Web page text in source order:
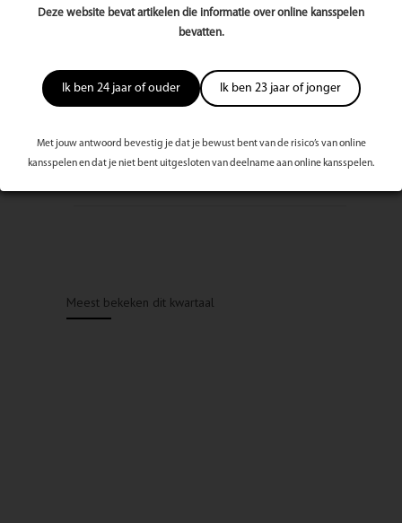
Deze website bevat artikelen die informatie over online kansspelen
bevatten.
Ik ben 24 jaar of ouder Ik ben 23 jaar of jonger
Met jouw antwoord bevestig je dat je bewust bent van de risico’s van online
kansspelen en dat je niet bent uitgesloten van deelname aan online kansspelen.
Meest bekeken dit kwartaal